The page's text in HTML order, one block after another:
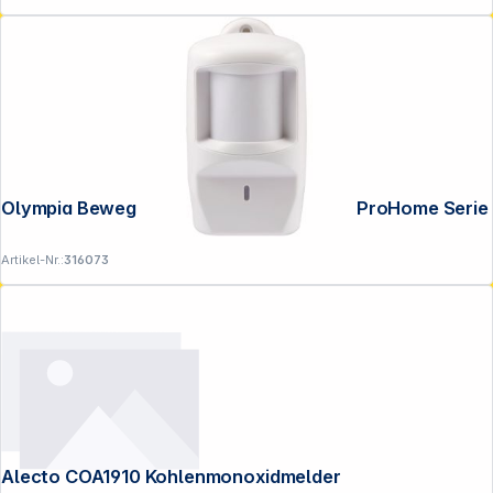
Olympia Bewegungssensor für Protect / ProHome Serie
Artikel-Nr.:316073
Alecto COA1910 Kohlenmonoxidmelder